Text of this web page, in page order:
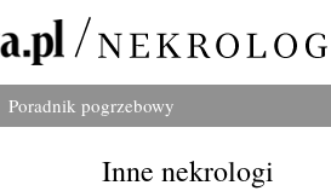
Poradnik pogrzebowy
Inne nekrologi